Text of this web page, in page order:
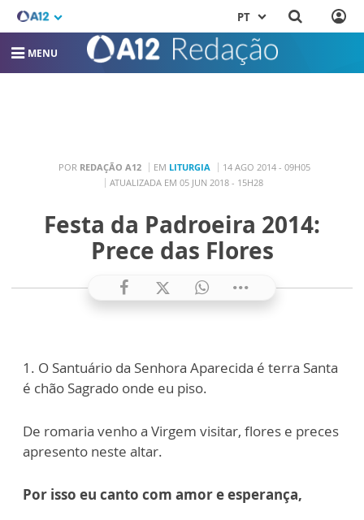
PT
MENU
POR REDAÇÃO A12 EM LITURGIA
14 AGO 2014 - 09H05
ATUALIZADA EM 05 JUN 2018 - 15H28
Festa da Padroeira 2014:
Prece das Flores
1. O Santuário da Senhora Aparecida é terra Santa
é chão Sagrado onde eu piso.
De romaria venho a Virgem visitar, flores e preces
apresento neste altar.
Por isso eu canto com amor e esperança,